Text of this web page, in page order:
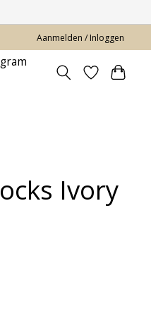
Aanmelden / Inloggen
Ivory